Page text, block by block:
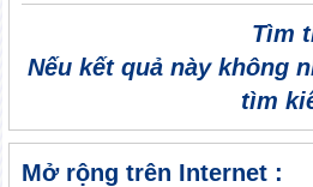
Tìm
Nếu kết quả này không
tìm
Mở rộng trên Internet :